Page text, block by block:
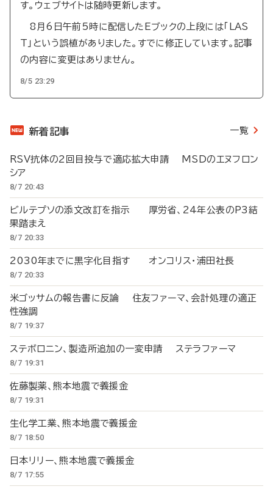
す。ウェブサイトは随時更新します。
8月6日午前5時に配信したEブックの上段には「LAS
T」という誤植がありました。すでに修正しています。記事
の内容に変更はありません。
8/5 23:29
新着記事 一覧
RSV抗体の2回目投与で適応拡大申請 MSDのエヌフロン
シア
8/7 20:43
ビルテプソの添文改訂を指示 厚労省、24年公表のP3結
果踏まえ
8/7 20:33
2030年までに黒字化目指す オンコリス・浦田社長
8/7 20:33
米ゴッサムの報告書に反論 住友ファーマ、会計処理の適正
性強調
8/7 19:37
ステボロニン、製造所追加の一変申請 ステラファーマ
8/7 19:31
佐藤製薬、熊本地震で義援金
8/7 19:31
生化学工業、熊本地震で義援金
8/7 18:50
日本リリー、熊本地震で義援金
8/7 17:55